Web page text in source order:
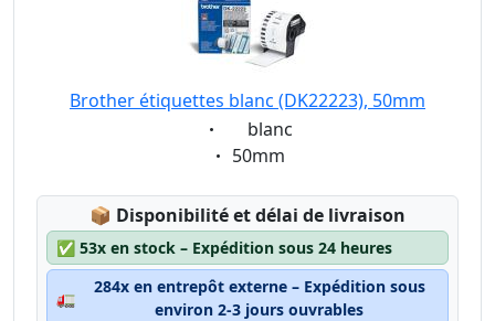
Brother étiquettes blanc (DK22223), 50mm
Eigenschaft:
blanc
Eigenschaft:
50mm
📦 Lagerstatus:
Disponibilité et délai de livraison
✅ 53x en stock – Expédition sous 24 heures
🚛
284x en entrepôt externe – Expédition sous
environ 2-3 jours ouvrables